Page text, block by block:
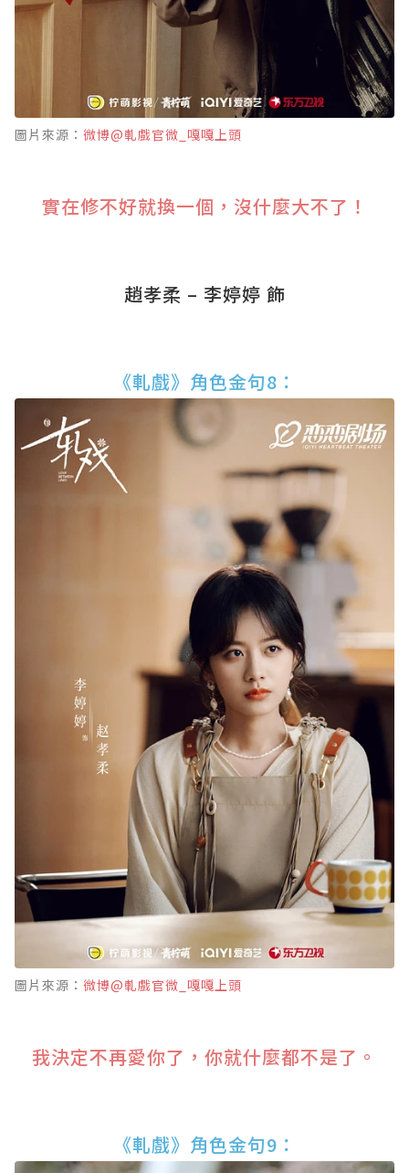
圖片來源： 微博@軋戲官微_嘎嘎上頭
實在修不好就換一個，沒什麼大不了！
趙孝柔 – 李婷婷 飾
《軋戲》角色金句8：
圖片來源： 微博@軋戲官微_嘎嘎上頭
我決定不再愛你了，你就什麼都不是了。
《軋戲》角色金句9：